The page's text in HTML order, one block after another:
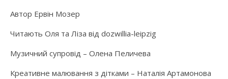
Автор Ервін Мозер
Читають Оля та Ліза від dozwillia-leipzig
Музичний супровід – Олена Пеличева
Креативне малювання з дітками – Наталія Артамонова